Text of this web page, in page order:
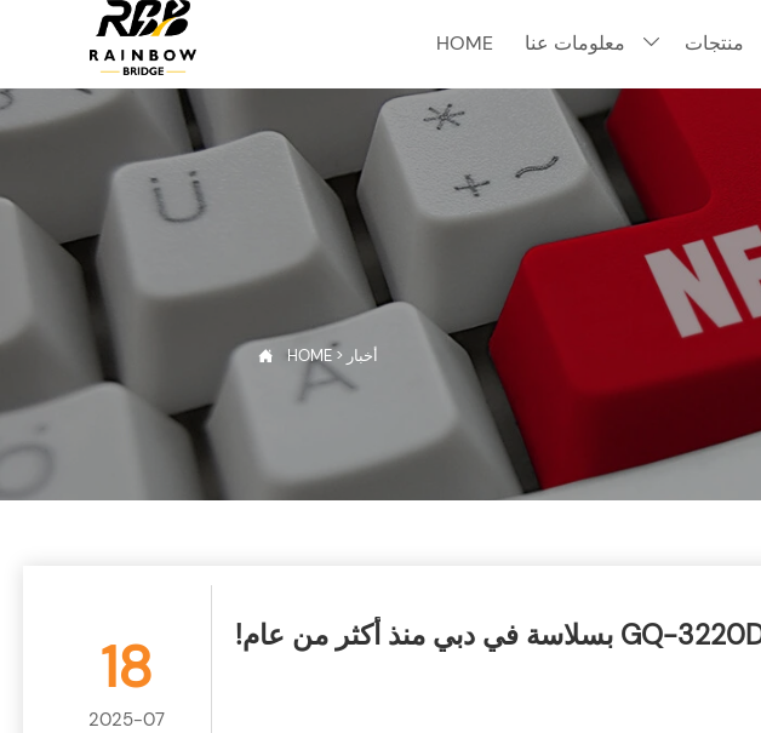
HOME معلومات عنا  منتجات
 HOME> أخبار
18
2025-07